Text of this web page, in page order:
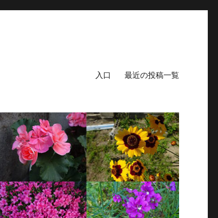
入口 最近の投稿一覧